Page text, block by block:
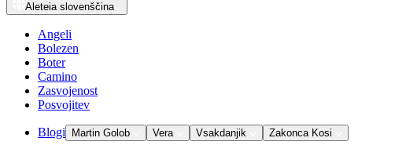
Aleteia slovenščina
Angeli
Bolezen
Boter
Camino
Zasvojenost
Posvojitev
Blogi Martin Golob Vera Vsakdanjik Zakonca Kosi